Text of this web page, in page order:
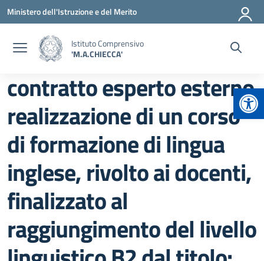
Vai ai contenuti
Vai al menu di navigazione
Vai al footer
Ministero dell'Istruzione e del Merito
Istituto Comprensivo
'M.A.CHIECCA'
contratto esperto esterno
realizzazione di un corso
di formazione di lingua
inglese, rivolto ai docenti,
finalizzato al
raggiungimento del livello